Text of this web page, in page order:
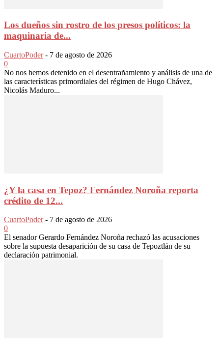
Los dueños sin rostro de los presos políticos: la
maquinaria de...
CuartoPoder - 7 de agosto de 2026
0
No nos hemos detenido en el desentrañamiento y análisis de una de
las características primordiales del régimen de Hugo Chávez,
Nicolás Maduro...
¿Y la casa en Tepoz? Fernández Noroña reporta
crédito de 12...
CuartoPoder - 7 de agosto de 2026
0
El senador Gerardo Fernández Noroña rechazó las acusaciones
sobre la supuesta desaparición de su casa de Tepoztlán de su
declaración patrimonial.